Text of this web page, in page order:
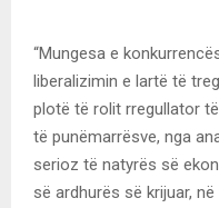
“Mungesa e
liberalizimin e lartë të
plotë të rolit rregullator
të punëmarrësve, nga
serioz të natyrës së
së ardhurës së krijuar,